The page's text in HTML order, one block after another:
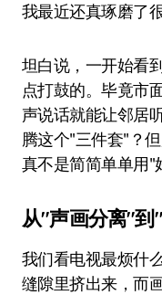
我最近还真琢磨了很
坦白说，一开始看
点打鼓的。毕竟市
声说话就能让邻居
腾这个"三件套"？
真不是简简单单用"
从"声画分离"
我们看电视最烦什
缝隙里挤出来，而